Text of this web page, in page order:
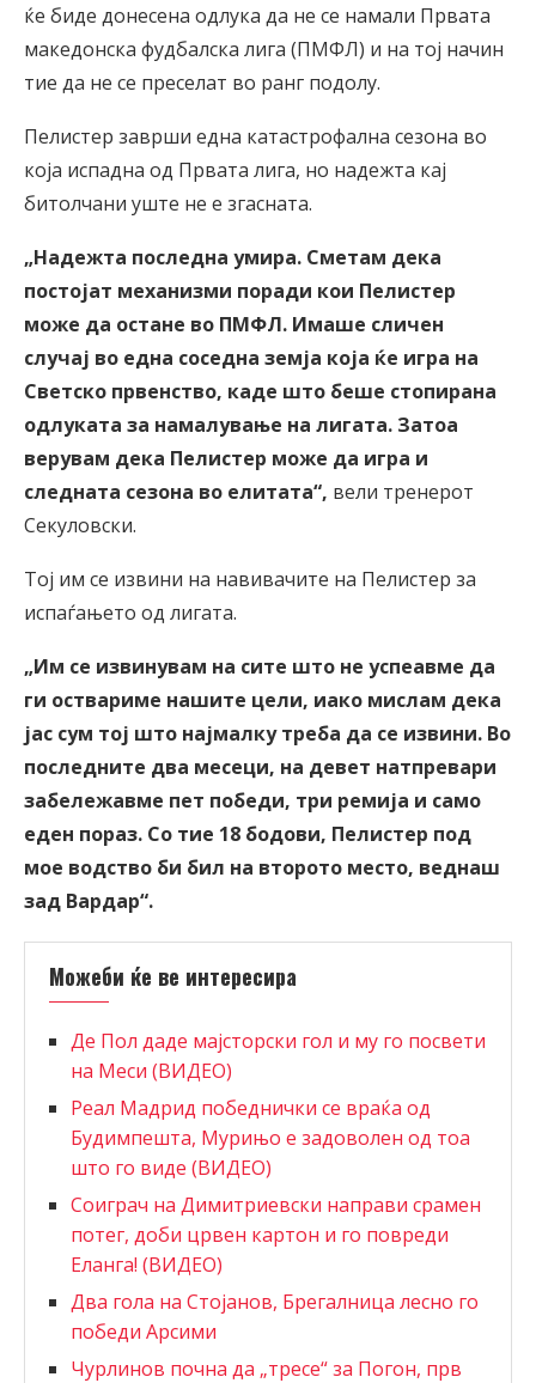
ќе биде донесена одлука да не се намали Првата
македонска фудбалска лига (ПМФЛ) и на тој начин
тие да не се преселат во ранг подолу.
Пелистер заврши една катастрофална сезона во
која испадна од Првата лига, но надежта кај
битолчани уште не е згасната.
„Надежта последна умира. Сметам дека
постојат механизми поради кои Пелистер
може да остане во ПМФЛ. Имаше сличен
случај во една соседна земја која ќе игра на
Светско првенство, каде што беше стопирана
одлуката за намалување на лигата. Затоа
верувам дека Пелистер може да игра и
следната сезона во елитата“, вели тренерот
Секуловски.
Тој им се извини на навивачите на Пелистер за
испаѓањето од лигата.
„Им се извинувам на сите што не успеавме да
ги оствариме нашите цели, иако мислам дека
јас сум тој што најмалку треба да се извини. Во
последните два месеци, на девет натпревари
забележавме пет победи, три ремија и само
еден пораз. Со тие 18 бодови, Пелистер под
мое водство би бил на второто место, веднаш
зад Вардар“.
Можеби ќе ве интересира
Де Пол даде мајсторски гол и му го посвети
на Меси (ВИДЕО)
Реал Мадрид победнички се враќа од
Будимпешта, Мурињо е задоволен од тоа
што го виде (ВИДЕО)
Соиграч на Димитриевски направи срамен
потег, доби црвен картон и го повреди
Еланга! (ВИДЕО)
Два гола на Стојанов, Брегалница лесно го
победи Арсими
Чурлинов почна да „тресе“ за Погон, прв